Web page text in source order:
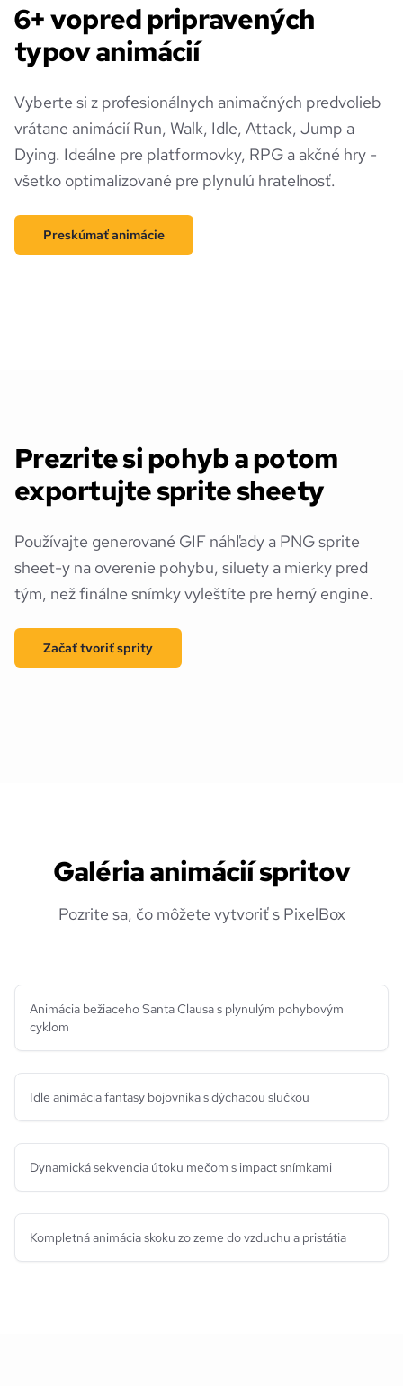
6+ vopred pripravených
typov animácií
Vyberte si z profesionálnych animačných predvolieb
vrátane animácií Run, Walk, Idle, Attack, Jump a
Dying. Ideálne pre platformovky, RPG a akčné hry -
všetko optimalizované pre plynulú hrateľnosť.
Preskúmať animácie
Prezrite si pohyb a potom
exportujte sprite sheety
Používajte generované GIF náhľady a PNG sprite
sheet-y na overenie pohybu, siluety a mierky pred
tým, než finálne snímky vyleštíte pre herný engine.
Začať tvoriť sprity
Galéria animácií spritov
Pozrite sa, čo môžete vytvoriť s PixelBox
Animácia bežiaceho Santa Clausa s plynulým pohybovým
cyklom
Idle animácia fantasy bojovníka s dýchacou slučkou
Dynamická sekvencia útoku mečom s impact snímkami
Kompletná animácia skoku zo zeme do vzduchu a pristátia